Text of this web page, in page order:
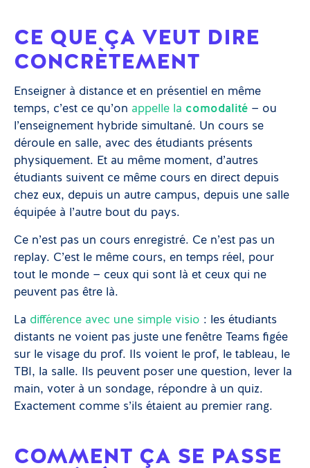
CE QUE ÇA VEUT DIRE
CONCRÈTEMENT
Enseigner à distance et en présentiel en même
temps, c’est ce qu’on appelle la comodalité — ou
l’enseignement hybride simultané. Un cours se
déroule en salle, avec des étudiants présents
physiquement. Et au même moment, d’autres
étudiants suivent ce même cours en direct depuis
chez eux, depuis un autre campus, depuis une salle
équipée à l’autre bout du pays.
Ce n’est pas un cours enregistré. Ce n’est pas un
replay. C’est le même cours, en temps réel, pour
tout le monde — ceux qui sont là et ceux qui ne
peuvent pas être là.
La différence avec une simple visio : les étudiants
distants ne voient pas juste une fenêtre Teams figée
sur le visage du prof. Ils voient le prof, le tableau, le
TBI, la salle. Ils peuvent poser une question, lever la
main, voter à un sondage, répondre à un quiz.
Exactement comme s’ils étaient au premier rang.
COMMENT ÇA SE PASSE